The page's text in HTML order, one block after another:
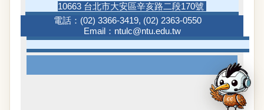
10663 台北市大安區辛亥路二段170號
電話： (02) 3366-3419, (02) 2363-0550
Email： ntulc@ntu.edu.tw